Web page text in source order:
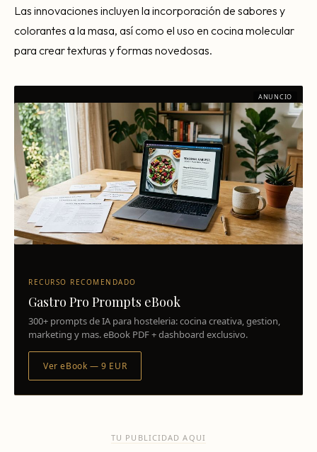
Las innovaciones incluyen la incorporación de sabores y
colorantes a la masa, así como el uso en cocina molecular
para crear texturas y formas novedosas.
ANUNCIO
RECURSO RECOMENDADO
Gastro Pro Prompts eBook
300+ prompts de IA para hosteleria: cocina creativa, gestion,
marketing y mas. eBook PDF + dashboard exclusivo.
Ver eBook — 9 EUR
TU PUBLICIDAD AQUI